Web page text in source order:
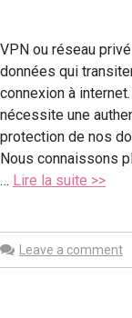
VPN ou réseau
données qui
connexion à
nécessite une
protection de nos
Nous connaissons
… Lire la suite >>
Leave a comment